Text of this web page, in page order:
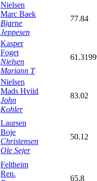
Nielsen
Marc Baek
Bjarne
Jeppesen
77.84
Kasper
Foget
Nielsen
Mariann T
Nielsen
Mads Hviid
John
Kohler
83.02
Laursen
Boje
Christensen
Ole Sejer
50.12
Feltheim
Ren.
65.8